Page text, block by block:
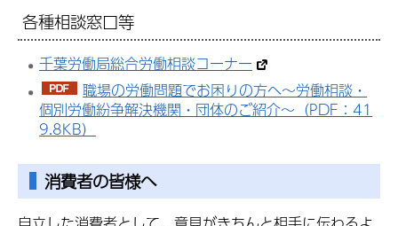
各種相談窓口等
千葉労働局総合労働相談コーナー
職場の労働問題でお困りの方へ～労働相談・
個別労働紛争解決機関・団体のご紹介～（PDF：41
9.8KB）
消費者の皆様へ